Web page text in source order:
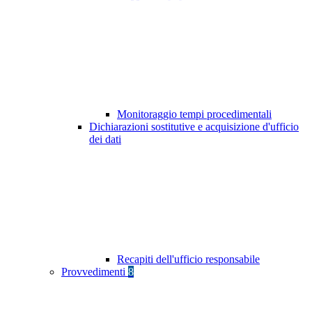
Monitoraggio tempi procedimentali
Dichiarazioni sostitutive e acquisizione d'ufficio
dei dati
Recapiti dell'ufficio responsabile
Provvedimenti 8